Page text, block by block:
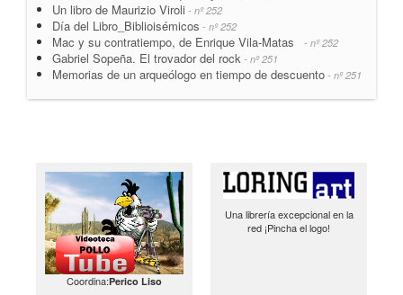
Un libro de Maurizio Viroli - nº 252
Día del Libro_Biblioisémicos - nº 252
Mac y su contratiempo, de Enrique Vila-Matas - nº 252
Gabriel Sopeña. El trovador del rock - nº 251
Memorias de un arqueólogo en tiempo de descuento - nº 251
Coordina:Perico Liso
Una librería excepcional en la
red ¡Pincha el logo!